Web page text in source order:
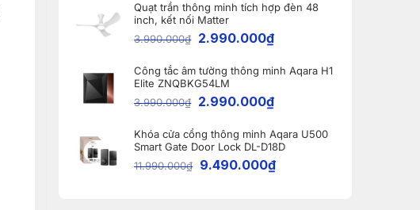
Quạt trần thông minh tích hợp đèn 48
inch, kết nối Matter
3.990.000₫ 2.990.000₫
Công tắc âm tường thông minh Aqara H1
Elite ZNQBKG54LM
3.990.000₫ 2.990.000₫
Khóa cửa cổng thông minh Aqara U500
Smart Gate Door Lock DL-D18D
11.990.000₫ 9.490.000₫